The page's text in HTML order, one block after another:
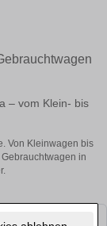
– vom Klein- bis
Von Kleinwagen bis
in